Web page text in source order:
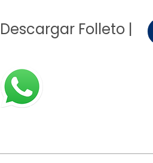
Descargar Folleto |